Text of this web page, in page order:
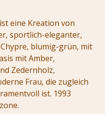
eine Kreation von
sportlich-eleganter,
blumig-grün, mit
mit Amber,
Zedernholz,
Frau, die zugleich
ist. 1993